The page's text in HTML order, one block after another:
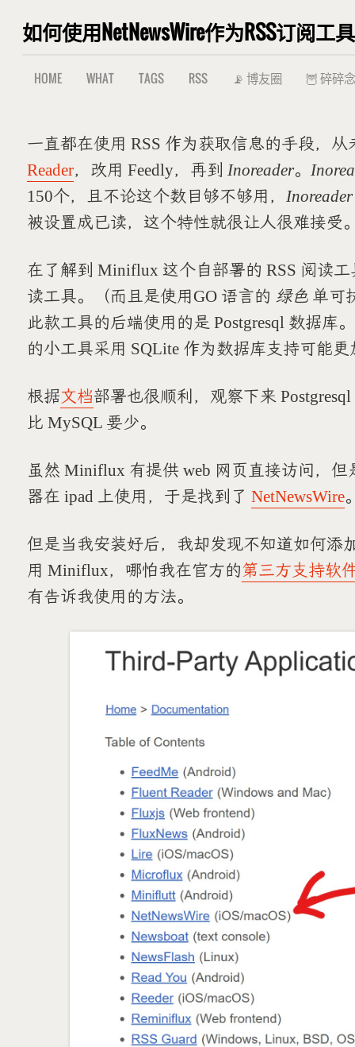
如何使用NetNewsWire作为RSS订阅工
HOME WHAT TAGS RSS 📡 博友圈 🦉 碎碎
一直都在使用 RSS 作为获取信息的手段，从
Reader，改用 Feedly，再到 Inoreader。
150个，且不论这个数目够不够用， Inoreader
被设置成已读，这个特性就很让人很难接受
在了解到 Miniflux 这个自部署的 RSS 阅读
读工具。（而且是使用GO 语言的 绿色 单可
此款工具的后端使用的是 Postgresql 数据库
的小工具采用 SQLite 作为数据库支持可能
根据文档部署也很顺利，观察下来
比 MySQL 要少。
虽然 Miniflux 有提供 web 网页直接访问，但
器在 ipad 上使用，于是找到了 NetNewsWire
但是当我安装好后，我却发现不知道如何添
用 Miniflux，哪怕我在官方的第三方支持软
有告诉我使用的方法。